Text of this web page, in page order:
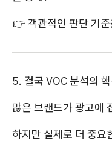
👉 객관적인 판단 기
5. 결국 VOC 분석의
많은 브랜드가 광고에
하지만 실제로 더 중요